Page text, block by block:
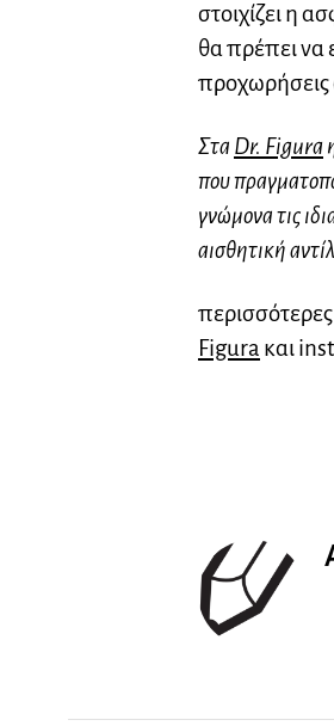
στοιχίζει η
θα πρέπει να
προχωρήσεις
Στα Dr. Figura
που
γνώμονα τις
αισθητική
Figura και